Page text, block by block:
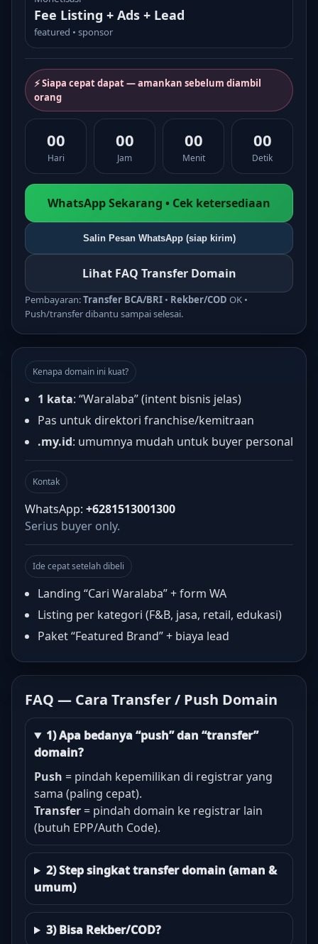
Fee Listing + Ads + Lead
featured • sponsor
⚡ Siapa cepat dapat — amankan sebelum diambil
orang
00
Hari
00
Jam
00
Menit
00
Detik
WhatsApp Sekarang • Cek ketersediaan
Salin Pesan WhatsApp (siap kirim)
Lihat FAQ Transfer Domain
Pembayaran:Transfer BCA/BRI • Rekber/COD OK •
Push/transfer dibantu sampai selesai.
Kenapa domain ini kuat?
1 kata: “Waralaba” (intent bisnis jelas)
Pas untuk direktori franchise/kemitraan
.my.id: umumnya mudah untuk buyer personal
Kontak
WhatsApp: +6281513001300
Serius buyer only.
Ide cepat setelah dibeli
Landing “Cari Waralaba” + form WA
Listing per kategori (F&B, jasa, retail, edukasi)
Paket “Featured Brand” + biaya lead
FAQ — Cara Transfer / Push Domain
1) Apa bedanya “push” dan “transfer”
domain?
Push = pindah kepemilikan di registrar yang
sama (paling cepat).
Transfer = pindah domain ke registrar lain
(butuh EPP/Auth Code).
2) Step singkat transfer domain (aman &
umum)
3) Bisa Rekber/COD?